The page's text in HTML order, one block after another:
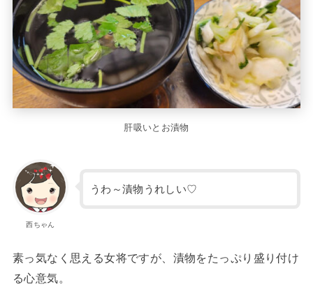
肝吸いとお漬物
西ちゃん
うわ～漬物うれしい♡
素っ気なく思える女将ですが、漬物をたっぷり盛り付け
る心意気。